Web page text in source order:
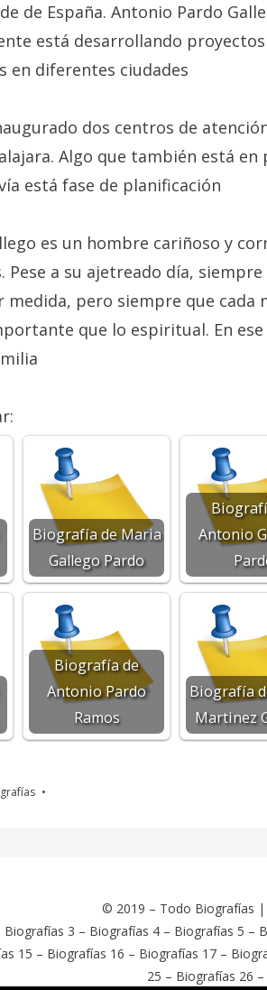
de España. Antonio Pardo
está desarrollando
en diferentes ciudades
dos centros de
Algo que también está
está fase de planificación
es un hombre cariñoso y
Pese a su ajetreado día,
medida, pero siempre que cada
que lo espiritual. En
Biografía de Maria
Gallego Pardo
Antonio
Biografía de
Antonio Pardo
Ramos
Biografía
Martinez
© 2019 – Todo Biografías
Biografías 3 – Biografías 4 – Biografías 5 –
15 – Biografías 16 – Biografías 17 –
25 – Biografías 26 –